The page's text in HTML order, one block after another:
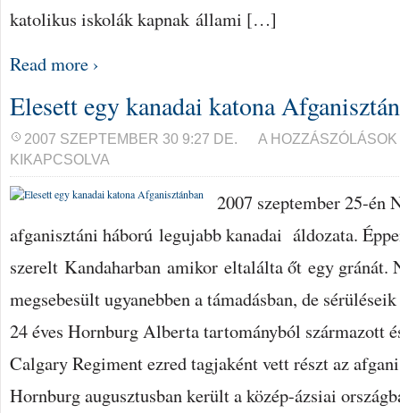
katolikus iskolák kapnak állami […]
Read more ›
Elesett egy kanadai katona
2007 SZEPTEMBER 30 9:27 DE.
ELESETT
KATONA
BEJEGYZÉSHEZ
A
KIKAPCSOLVA
2007 szeptember 25-én
afganisztáni háború legujabb kanadai áldozata.
szerelt Kandaharban amikor eltalálta őt egy gránát.
megsebesült ugyanebben a támadásban, de
24 éves Hornburg Alberta tartományból származott
Calgary Regiment ezred tagjaként vett részt az
Hornburg augusztusban került a közép-ázsiai